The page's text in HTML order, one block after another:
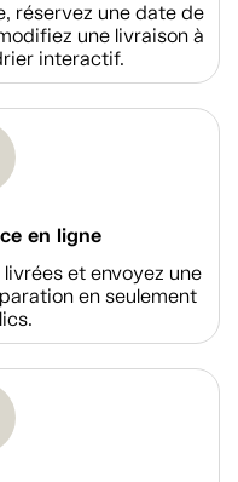
réservez une date de
une livraison à
interactif.
en ligne
et envoyez une
en seulement